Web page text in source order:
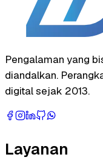
Pengalaman yang
diandalkan.
digital sejak 2013.
Layanan